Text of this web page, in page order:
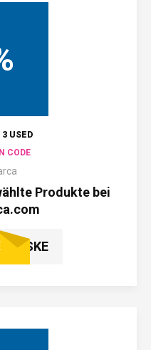
3 USED
CODE
Produkte bei
TASKE